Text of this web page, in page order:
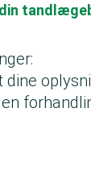
dine